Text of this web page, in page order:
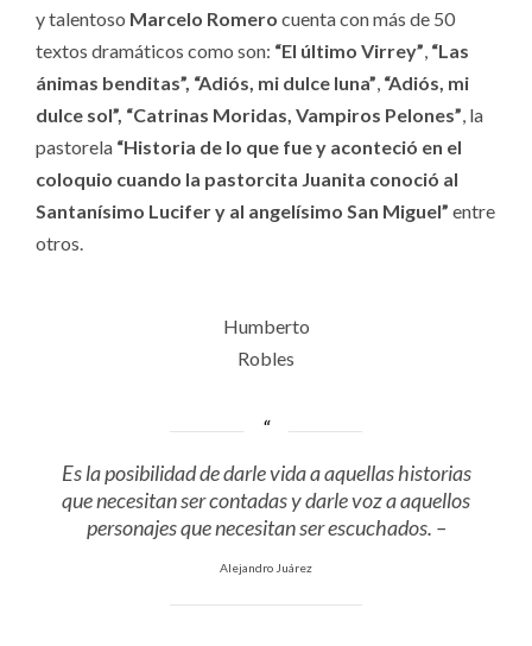
y talentoso Marcelo Romero cuenta con más de 50
textos dramáticos como son: “El último Virrey”, “Las
ánimas benditas”, “Adiós, mi dulce luna”, “Adiós, mi
dulce sol”, “Catrinas Moridas, Vampiros Pelones”, la
pastorela “Historia de lo que fue y aconteció en el
coloquio cuando la pastorcita Juanita conoció al
Santanísimo Lucifer y al angelísimo San Miguel” entre
otros.
Humberto
Robles
Es la posibilidad de darle vida a aquellas historias
que necesitan ser contadas y darle voz a aquellos
personajes que necesitan ser escuchados. –
Alejandro Juárez